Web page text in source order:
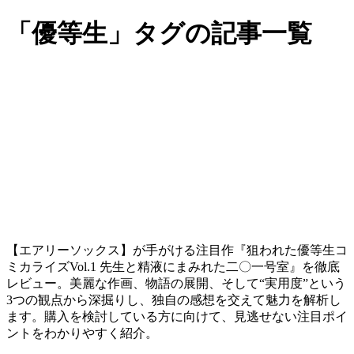
「優等生」タグの記事一覧
【エアリーソックス】が手がける注目作『狙われた優等生コ
ミカライズVol.1 先生と精液にまみれた二〇一号室』を徹底
レビュー。美麗な作画、物語の展開、そして“実用度”という
3つの観点から深掘りし、独自の感想を交えて魅力を解析し
ます。購入を検討している方に向けて、見逃せない注目ポイ
ントをわかりやすく紹介。